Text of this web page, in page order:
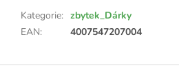
Kategorie: zbytek_Dárky
EAN: 4007547207004
Z